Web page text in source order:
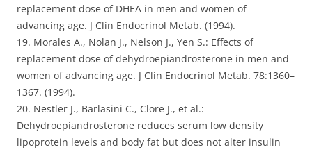
replacement dose of DHEA in men and women of
advancing age. J Clin Endocrinol Metab. (1994).
19. Morales A., Nolan J., Nelson J., Yen S.: Effects of
replacement dose of dehydroepiandrosterone in men and
women of advancing age. J Clin Endocrinol Metab. 78:1360–
1367. (1994).
20. Nestler J., Barlasini C., Clore J., et al.:
Dehydroepiandrosterone reduces serum low density
lipoprotein levels and body fat but does not alter insulin